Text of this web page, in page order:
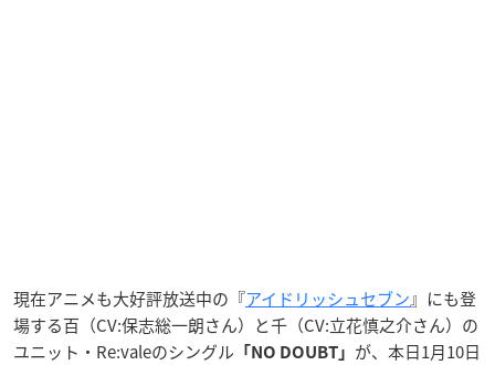
現在アニメも大好評放送中の『アイドリッシュセブン』にも登
場する百（CV:保志総一朗さん）と千（CV:立花慎之介さん）の
ユニット・Re:valeのシングル 「NO DOUBT」 が、本日1月10日